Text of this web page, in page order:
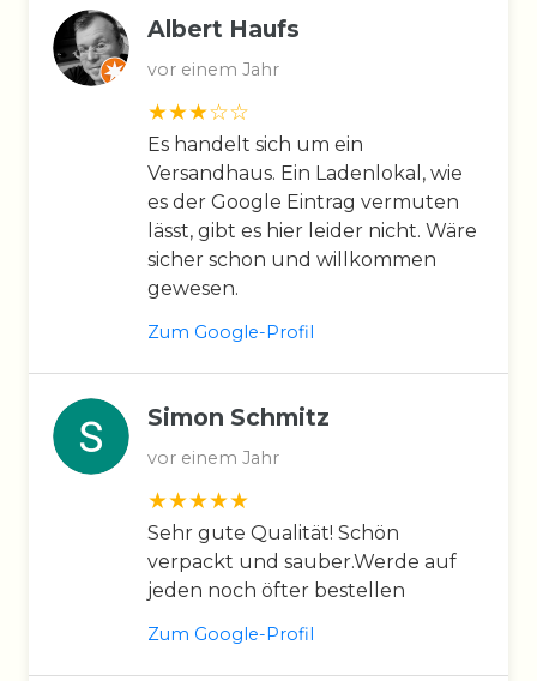
Albert Haufs
vor einem Jahr
Es handelt sich um ein
Versandhaus. Ein Ladenlokal, wie
es der Google Eintrag vermuten
lässt, gibt es hier leider nicht. Wäre
sicher schon und willkommen
gewesen.
Zum Google-Profil
Simon Schmitz
vor einem Jahr
Sehr gute Qualität! Schön
verpackt und sauber.Werde auf
jeden noch öfter bestellen
Zum Google-Profil